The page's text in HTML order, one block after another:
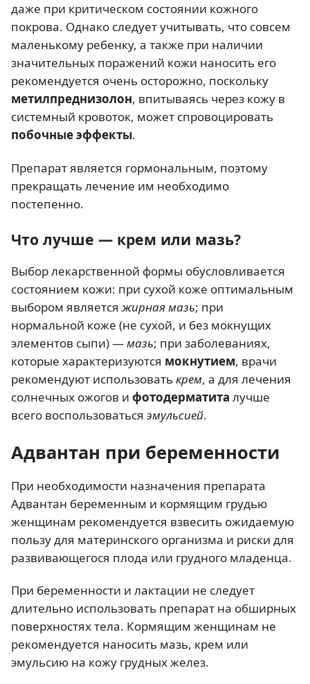
даже при критическом состоянии кожного
покрова. Однако следует учитывать, что совсем
маленькому ребенку, а также при наличии
значительных поражений кожи наносить его
рекомендуется очень осторожно, поскольку
метилпреднизолон, впитываясь через кожу в
системный кровоток, может спровоцировать
побочные эффекты.
Препарат является гормональным, поэтому
прекращать лечение им необходимо
постепенно.
Что лучше — крем или мазь?
Выбор лекарственной формы обусловливается
состоянием кожи: при сухой коже оптимальным
выбором является жирная мазь; при
нормальной коже (не сухой, и без мокнущих
элементов сыпи) —мазь; при заболеваниях,
которые характеризуются мокнутием, врачи
рекомендуют использоватькрем, а для лечения
солнечных ожогов и фотодерматита лучше
всего воспользоваться эмульсией.
Адвантан при беременности
При необходимости назначения препарата
Адвантан беременным и кормящим грудью
женщинам рекомендуется взвесить ожидаемую
пользу для материнского организма и риски для
развивающегося плода или грудного младенца.
При беременности и лактации не следует
длительно использовать препарат на обширных
поверхностях тела. Кормящим женщинам не
рекомендуется наносить мазь, крем или
эмульсию на кожу грудных желез.